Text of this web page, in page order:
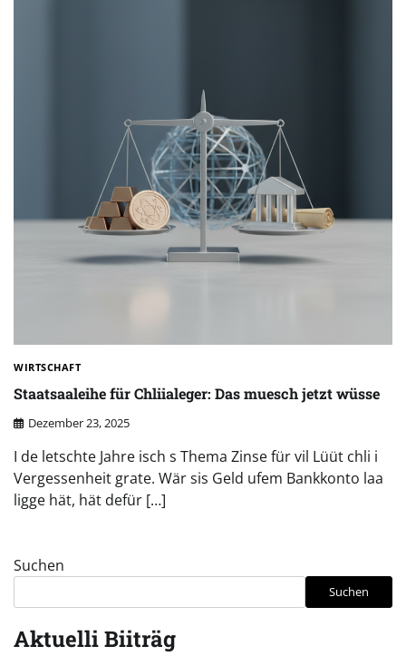
WIRTSCHAFT
Staatsaaleihe für Chliialeger: Das muesch jetzt wüsse
Dezember 23, 2025
I de letschte Jahre isch s Thema Zinse für vil Lüüt chli i
Vergessenheit grate. Wär sis Geld ufem Bankkonto laa
ligge hät, hät defür […]
Suchen
Suchen
Aktuelli Biiträg